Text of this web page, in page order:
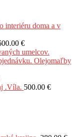
€
.Víla. 500.00 €